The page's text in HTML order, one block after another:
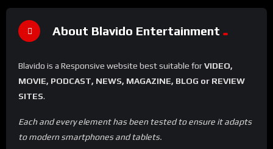
About Blavido Entertainment
Blavido is a Responsive website best suitable forVIDEO,
MOVIE, PODCAST, NEWS, MAGAZINE, BLOG or REVIEW
SITES.
Each and every element has been tested to ensure it adapts
to modern smartphones and tablets.